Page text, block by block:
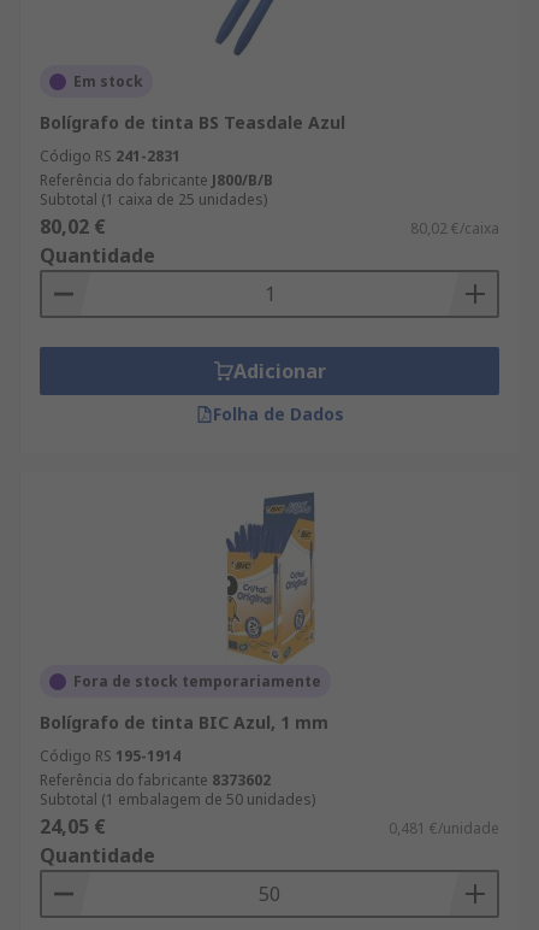
Em stock
Bolígrafo de tinta BS Teasdale Azul
Código RS 241-2831
Referência do fabricante J800/B/B
Subtotal (1 caixa de 25 unidades)
80,02 € 80,02 €/caixa
Quantidade
Adicionar
Folha de Dados
Fora de stock temporariamente
Bolígrafo de tinta BIC Azul, 1 mm
Código RS 195-1914
Referência do fabricante 8373602
Subtotal (1 embalagem de 50 unidades)
24,05 € 0,481 €/unidade
Quantidade